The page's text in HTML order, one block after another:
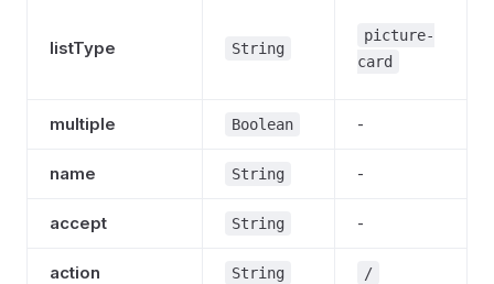
listType String
picture-
card
multiple Boolean -
name String -
accept String -
action String /